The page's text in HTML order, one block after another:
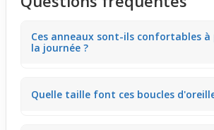
Ces anneaux sont-ils confortables
la journée ?
gêner, ce qui les rend très agréables à
Quelle taille font ces boucles